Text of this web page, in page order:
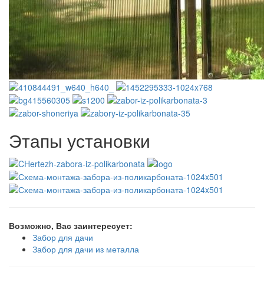
Этапы установки
Возможно, Вас заинтересует:
Забор для дачи
Забор для дачи из металла